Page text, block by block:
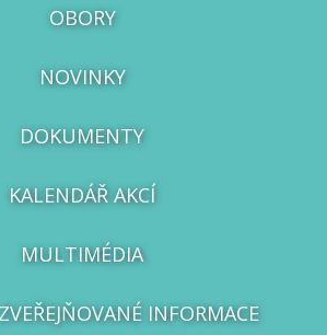
OBORY
NOVINKY
DOKUMENTY
KALENDÁŘ AKCÍ
MULTIMÉDIA
INFORMACE